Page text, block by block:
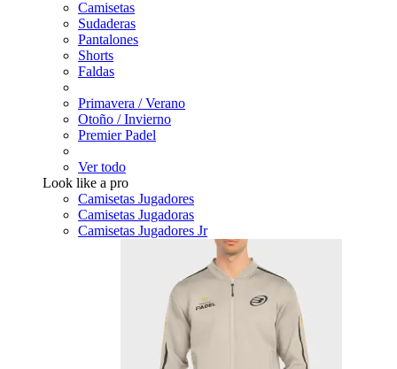
Camisetas
Sudaderas
Pantalones
Shorts
Faldas
Primavera / Verano
Otoño / Invierno
Premier Padel
Ver todo
Look like a pro
Camisetas Jugadores
Camisetas Jugadoras
Camisetas Jugadores Jr